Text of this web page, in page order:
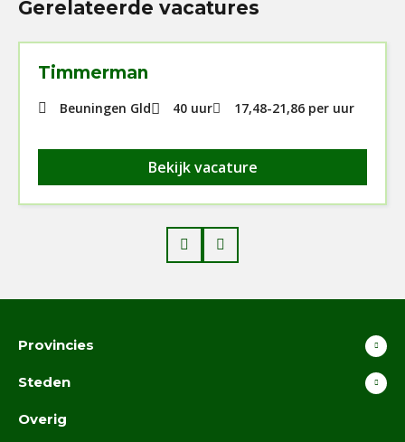
Gerelateerde vacatures
Timmerman
Beuningen Gld 40 uur 17,48-21,86 per uur
Bekijk vacature
Prev
Provincies
Steden
Overig